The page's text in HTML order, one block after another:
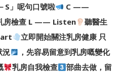
S」呢句口號啦
C ——
房檢查 L —— Listen
聽醫生
立即開始關注乳房健康 只
況
，先容易留意到乳房嘅變化
乳房自我檢查
部曲去做，留